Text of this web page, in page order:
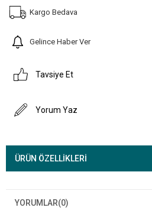
Kargo Bedava
Gelince Haber Ver
Tavsiye Et
Yorum Yaz
ÜRÜN ÖZELLIKLERI
YORUMLAR(0)